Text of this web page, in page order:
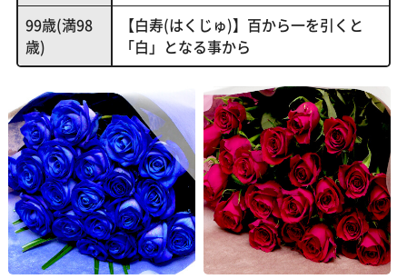
99歳(満98
歳)
【白寿(はくじゅ)】百から一を引くと
「白」となる事から